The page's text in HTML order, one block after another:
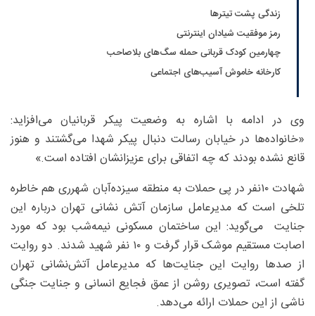
زندگی پشت تیترها
رمز موفقیت شیادان اینترنتی
چهارمین کودک قربانی حمله سگ‌های بلاصاحب
کارخانه خاموش آسیب‌های اجتماعی
وی در ادامه با اشاره به وضعیت پیکر قربانیان می‌افزاید:
«خانواده‌ها در خیابان رسالت دنبال پیکر شهدا می‌گشتند و هنوز
قانع نشده بودند که چه اتفاقی برای عزیزانشان افتاده است.»
شهادت ۱۰‌نفر در پی حملات به منطقه سیزده‌آبان شهرری هم خاطره
تلخی است که مدیرعامل سازمان آتش نشانی تهران درباره این
جنایت می‌گوید: این ساختمان مسکونی نیمه‌شب بود که مورد
اصابت مستقیم موشک قرار گرفت و ️۱۰ نفر شهید شدند. دو روایت
از صدها روایت این جنایت‌ها که مدیرعامل آتش‌نشانی تهران
گفته است، تصویری روشن از عمق فجایع انسانی و جنایت جنگی
ناشی از این حملات ارائه می‌دهد.